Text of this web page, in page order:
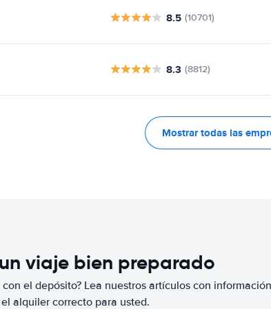
8.5 (10701)
8.3 (8812)
Mostrar todas las
viaje bien preparado
el depósito? Lea nuestros artículos con
alquiler correcto para usted.